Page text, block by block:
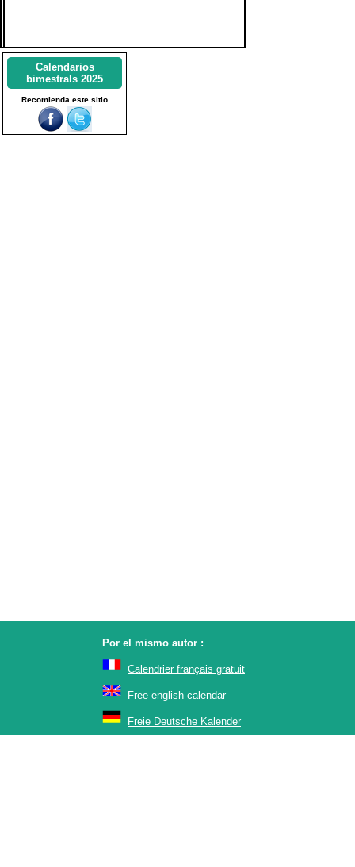
Calendarios
bimestrals 2025
Recomienda este sitio
Por el mismo autor :
Calendrier français gratuit
Free english calendar
Freie Deutsche Kalender